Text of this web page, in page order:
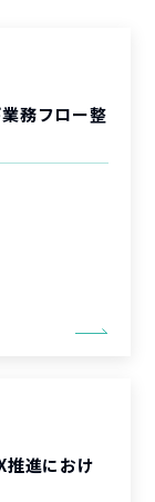
務フロー整
推進におけ